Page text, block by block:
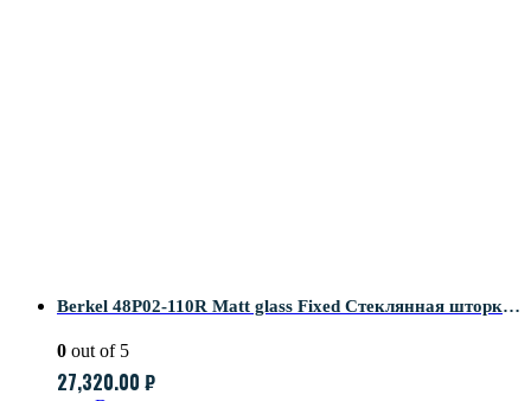
Berkel 48P02-110R Matt glass Fixed Стеклянная шторка на ванну
0 out of 5
27,320.00 ₽